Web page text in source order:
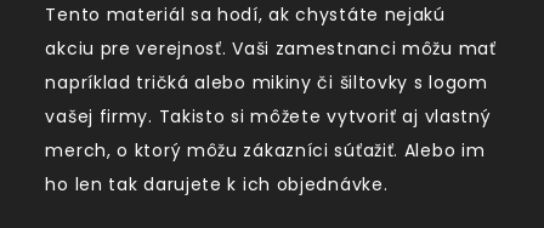
Tento materiál sa hodí, ak chystáte nejakú
akciu pre verejnosť. Vaši zamestnanci môžu mať
napríklad tričká alebo mikiny či šiltovky s logom
vašej firmy. Takisto si môžete vytvoriť aj vlastný
merch, o ktorý môžu zákazníci súťažiť. Alebo im
ho len tak darujete k ich objednávke.